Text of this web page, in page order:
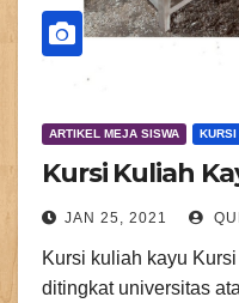
ARTIKEL MEJA SISWA KURSI
Kursi Kuliah
JAN 25, 2021
Kursi kuliah kayu
ditingkat universitas